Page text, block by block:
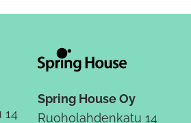
14
Spring House Oy
Ruoholahdenkatu 14